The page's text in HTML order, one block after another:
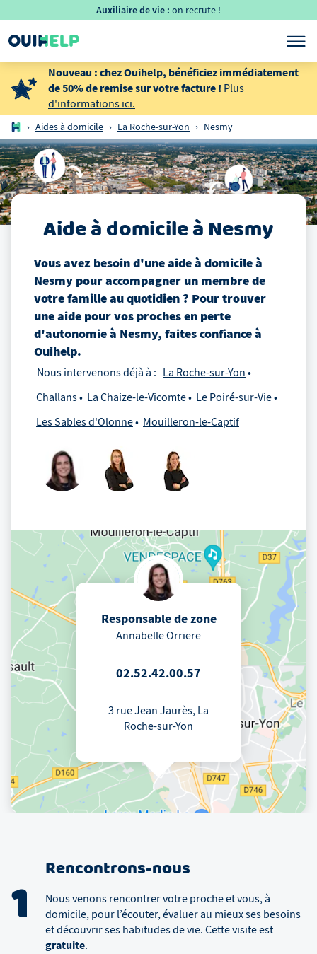
Auxiliaire de vie : on recrute !
Nouveau : chez Ouihelp, bénéficiez immédiatement
de 50% de remise sur votre facture ! Plus
d'informations ici.
› Aides à domicile › La Roche-sur-Yon › Nesmy
Aide à domicileàNesmy
Vous avez besoin d'une aide à domicileà
Nesmy pour accompagner un membre de
votre famille au quotidien ? Pour trouver
une aide pour vos proches en perte
d'autonomieà Nesmy, faites confiance à
Ouihelp.
Nous intervenons déjà à : La Roche-sur-Yon
Challans
La Chaize-le-Vicomte
Le Poiré-sur-Vie
Les Sables d'Olonne
Mouilleron-le-Captif
Responsable de zone
Annabelle Orriere
02.52.42.00.57
3 rue Jean Jaurès, La
Roche-sur-Yon
1
Rencontrons-nous
Nous venons rencontrer votre proche et vous, à
domicile, pour l’écouter, évaluer au mieux ses besoins
et découvrir ses habitudes de vie. Cette visite est
gratuite.